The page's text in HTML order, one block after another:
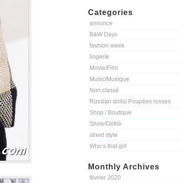
Categories
annonce
B&W Days
fashion week
lingerie
Movie/Film
Music/Musique
Non classé
Russian dolls/ Poupées russes
Shop / Boutique
Show/Défilé
street style
Who’s that girl
Monthly Archives
février 2020